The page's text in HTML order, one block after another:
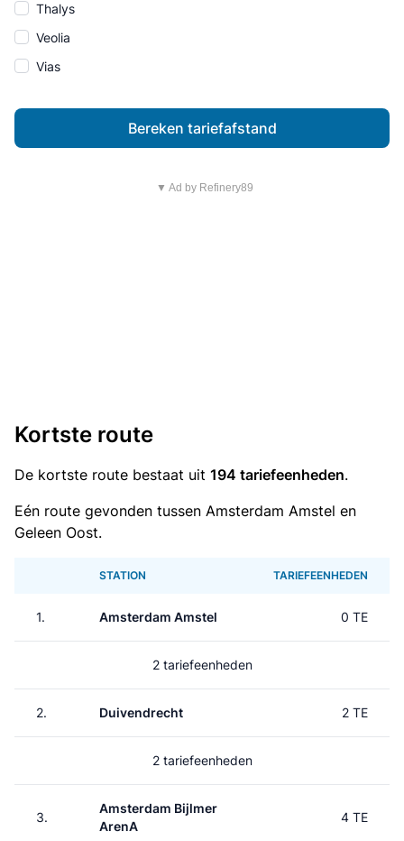
Thalys
Veolia
Vias
Bereken tariefafstand
▼ Ad by Refinery89
Kortste route
De kortste route bestaat uit 194 tariefeenheden.
Eén route gevonden tussen Amsterdam Amstel en
Geleen Oost.
STATION TARIEFEENHEDEN
1. Amsterdam Amstel 0 TE
2 tariefeenheden
2. Duivendrecht 2 TE
2 tariefeenheden
3.
Amsterdam Bijlmer
ArenA
4 TE